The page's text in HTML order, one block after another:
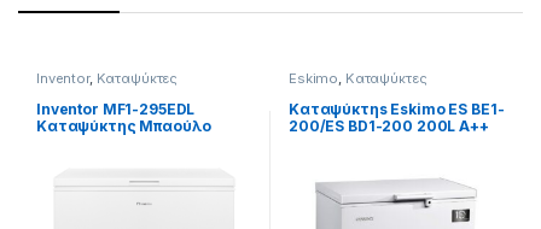
Inventor, Καταψύκτες
Inventor MF1-295EDL
Καταψύκτης Μπαούλο
Eskimo, Καταψύκτες
Καταψύκτηs Eskimo ES BE1-
200/ES BD1-200 200L A++